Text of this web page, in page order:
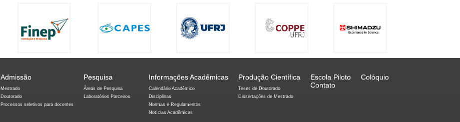
Admissão
Mestrado
Doutorado
Processos seletivos para docentes
Pesquisa
Áreas de Pesquisa
Laboratórios Parceiros
Informações Acadêmicas
Calendário Acadêmico
Disciplinas
Normas e Regulamentos
Notícias Acadêmicas
Produção Científica
Teses de Doutorado
Dissertações de Mestrado
Escola Piloto
Colóquio
Contato